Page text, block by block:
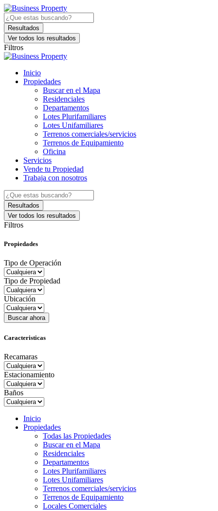
Ir
al
contenido
Search
...Resultados
Ver todos los resultados
Filtros
Inicio
Propiedades
Buscar en el Mapa
Residenciales
Departamentos
Lotes Plurifamiliares
Lotes Unifamiliares
Terrenos comerciales/servicios
Terrenos de Equipamiento
Oficina
Servicios
Vende tu Propiedad
Trabaja con nosotros
Search
...Resultados
Ver todos los resultados
Filtros
Propiedades
Tipo de Operación
Tipo de Propiedad
Ubicación
Buscar ahora
Caracteristicas
Recamaras
Estacionamiento
Baños
Inicio
Propiedades
Todas las Propiedades
Buscar en el Mapa
Residenciales
Departamentos
Lotes Plurifamiliares
Lotes Unifamiliares
Terrenos comerciales/servicios
Terrenos de Equipamiento
Locales Comerciales